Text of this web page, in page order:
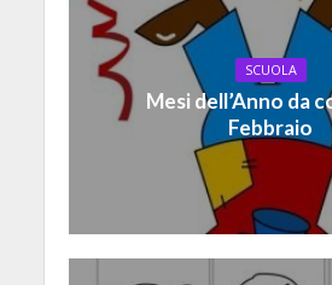
SCUOLA
Mesi dell’Anno da
Febbraio